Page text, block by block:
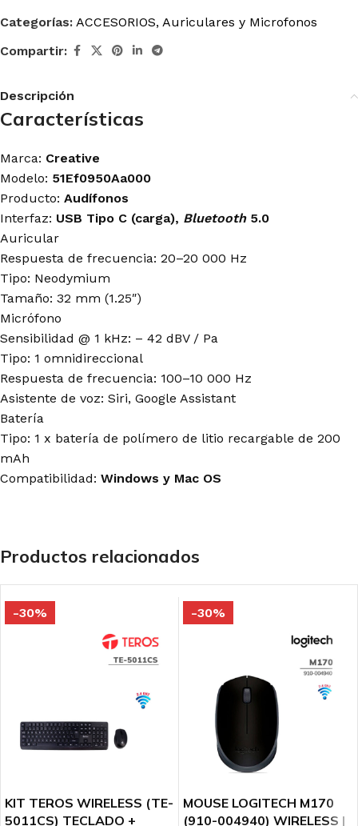
Categorías: ACCESORIOS, Auriculares y Microfonos
Compartir:
Descripción
Características
Marca: Creative
Modelo: 51Ef0950Aa000
Producto: Audífonos
Interfaz: USB Tipo C (carga), Bluetooth5.0
Auricular
Respuesta de frecuencia: 20–20 000 Hz
Tipo: Neodymium
Tamaño: 32 mm (1.25″)
Micrófono
Sensibilidad @ 1 kHz: – 42 dBV / Pa
Tipo: 1 omnidireccional
Respuesta de frecuencia: 100–10 000 Hz
Asistente de voz: Siri, Google Assistant
Batería
Tipo: 1 x batería de polímero de litio recargable de 200
mAh
Compatibilidad: Windows y Mac OS
Productos relacionados
-30%
KIT TEROS WIRELESS (TE-
5011CS) TECLADO +
-30%
MOUSE LOGITECH M170
(910-004940) WIRELESS |